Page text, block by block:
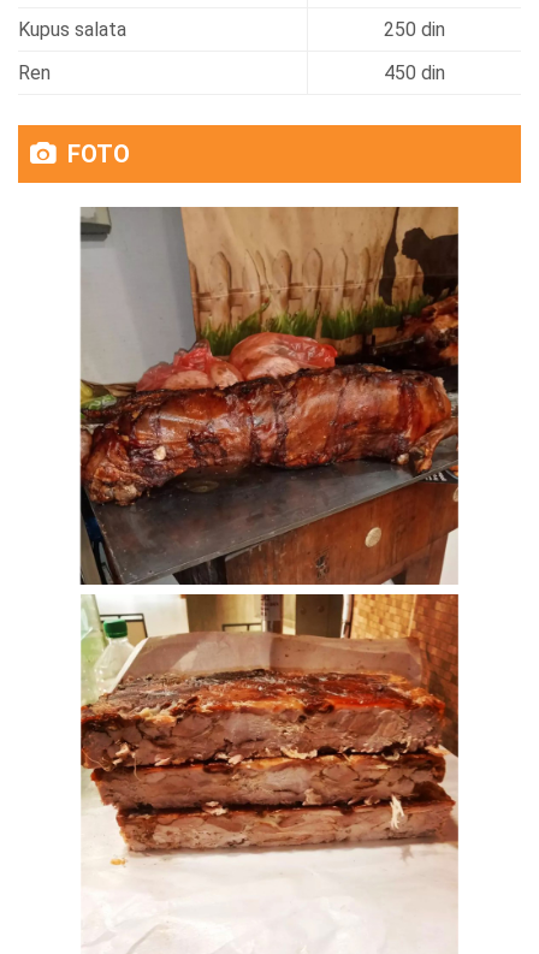
Kupus salata
250 din
Ren
450 din
FOTO